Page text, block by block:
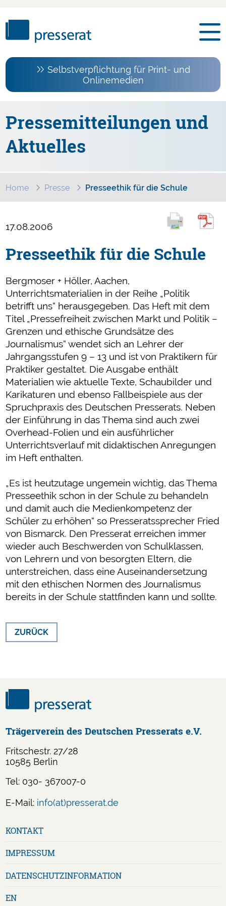
Selbstverpflichtung für Print- und
Onlinemedien
Pressemitteilungen und
Aktuelles
Home Presse Presseethik für die Schule
17.08.2006
Presseethik für die Schule
Bergmoser + Höller, Aachen,
Unterrichtsmaterialien in der Reihe „Politik
betrifft uns“ herausgegeben. Das Heft mit dem
Titel „Pressefreiheit zwischen Markt und Politik –
Grenzen und ethische Grundsätze des
Journalismus“ wendet sich an Lehrer der
Jahrgangsstufen 9 – 13 und ist von Praktikern für
Praktiker gestaltet. Die Ausgabe enthält
Materialien wie aktuelle Texte, Schaubilder und
Karikaturen und ebenso Fallbeispiele aus der
Spruchpraxis des Deutschen Presserats. Neben
der Einführung in das Thema sind auch zwei
Overhead-Folien und ein ausführlicher
Unterrichtsverlauf mit didaktischen Anregungen
im Heft enthalten.
„Es ist heutzutage ungemein wichtig, das Thema
Presseethik schon in der Schule zu behandeln
und damit auch die Medienkompetenz der
Schüler zu erhöhen“ so Presseratssprecher Fried
von Bismarck. Den Presserat erreichen immer
wieder auch Beschwerden von Schulklassen,
von Lehrern und von besorgten Eltern, die
unterstreichen, dass eine Auseinandersetzung
mit den ethischen Normen des Journalismus
bereits in der Schule stattfinden kann und sollte.
ZURÜCK
Trägerverein des Deutschen Presserats e.V.
Fritschestr. 27/28
10585 Berlin
Tel: 030- 367007-0
E-Mail: info(at)presserat.de
überspringen
KONTAKT
IMPRESSUM
DATENSCHUTZ­INFORMATION
EN